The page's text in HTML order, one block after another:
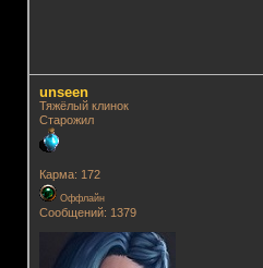
unseen
Тяжёлый клинок
Старожил
Карма: 172
Оффлайн
Сообщений: 1379